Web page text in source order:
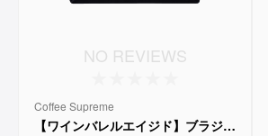
NO REVIEWS
Coffee Supreme
【ワインバレルエイジド】ブラジル